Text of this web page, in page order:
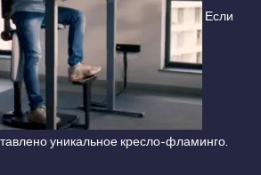
Если
уникальное кресло-фламинго.